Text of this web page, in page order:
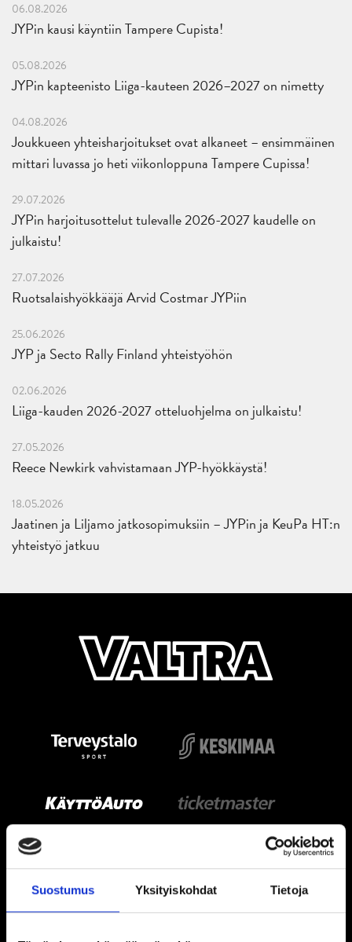
Suostumus Yksityiskohdat Tietoja
06.08.2026
JYPin kausi käyntiin Tampere Cupista!
05.08.2026
JYPin kapteenisto Liiga-kauteen 2026–2027 on nimetty
04.08.2026
Joukkueen yhteisharjoitukset ovat alkaneet – ensimmäinen
mittari luvassa jo heti viikonloppuna Tampere Cupissa!
29.07.2026
JYPin harjoitusottelut tulevalle 2026-2027 kaudelle on
julkaistu!
27.07.2026
Ruotsalaishyökkääjä Arvid Costmar JYPiin
25.06.2026
JYP ja Secto Rally Finland yhteistyöhön
02.06.2026
Liiga-kauden 2026-2027 otteluohjelma on julkaistu!
27.05.2026
Reece Newkirk vahvistamaan JYP-hyökkäystä!
18.05.2026
Jaatinen ja Liljamo jatkosopimuksiin – JYPin ja KeuPa HT:n
yhteistyö jatkuu